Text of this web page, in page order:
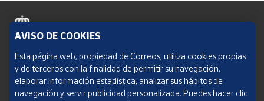
Política de cookies
Aviso legal
AVISO DE COOKIES
Esta página web, propiedad de Correos, utiliza cookies propias
y de terceros con la finalidad de permitir su navegación,
elaborar información estadística, analizar sus hábitos de
navegación y servir publicidad personalizada. Puedes hacer clic